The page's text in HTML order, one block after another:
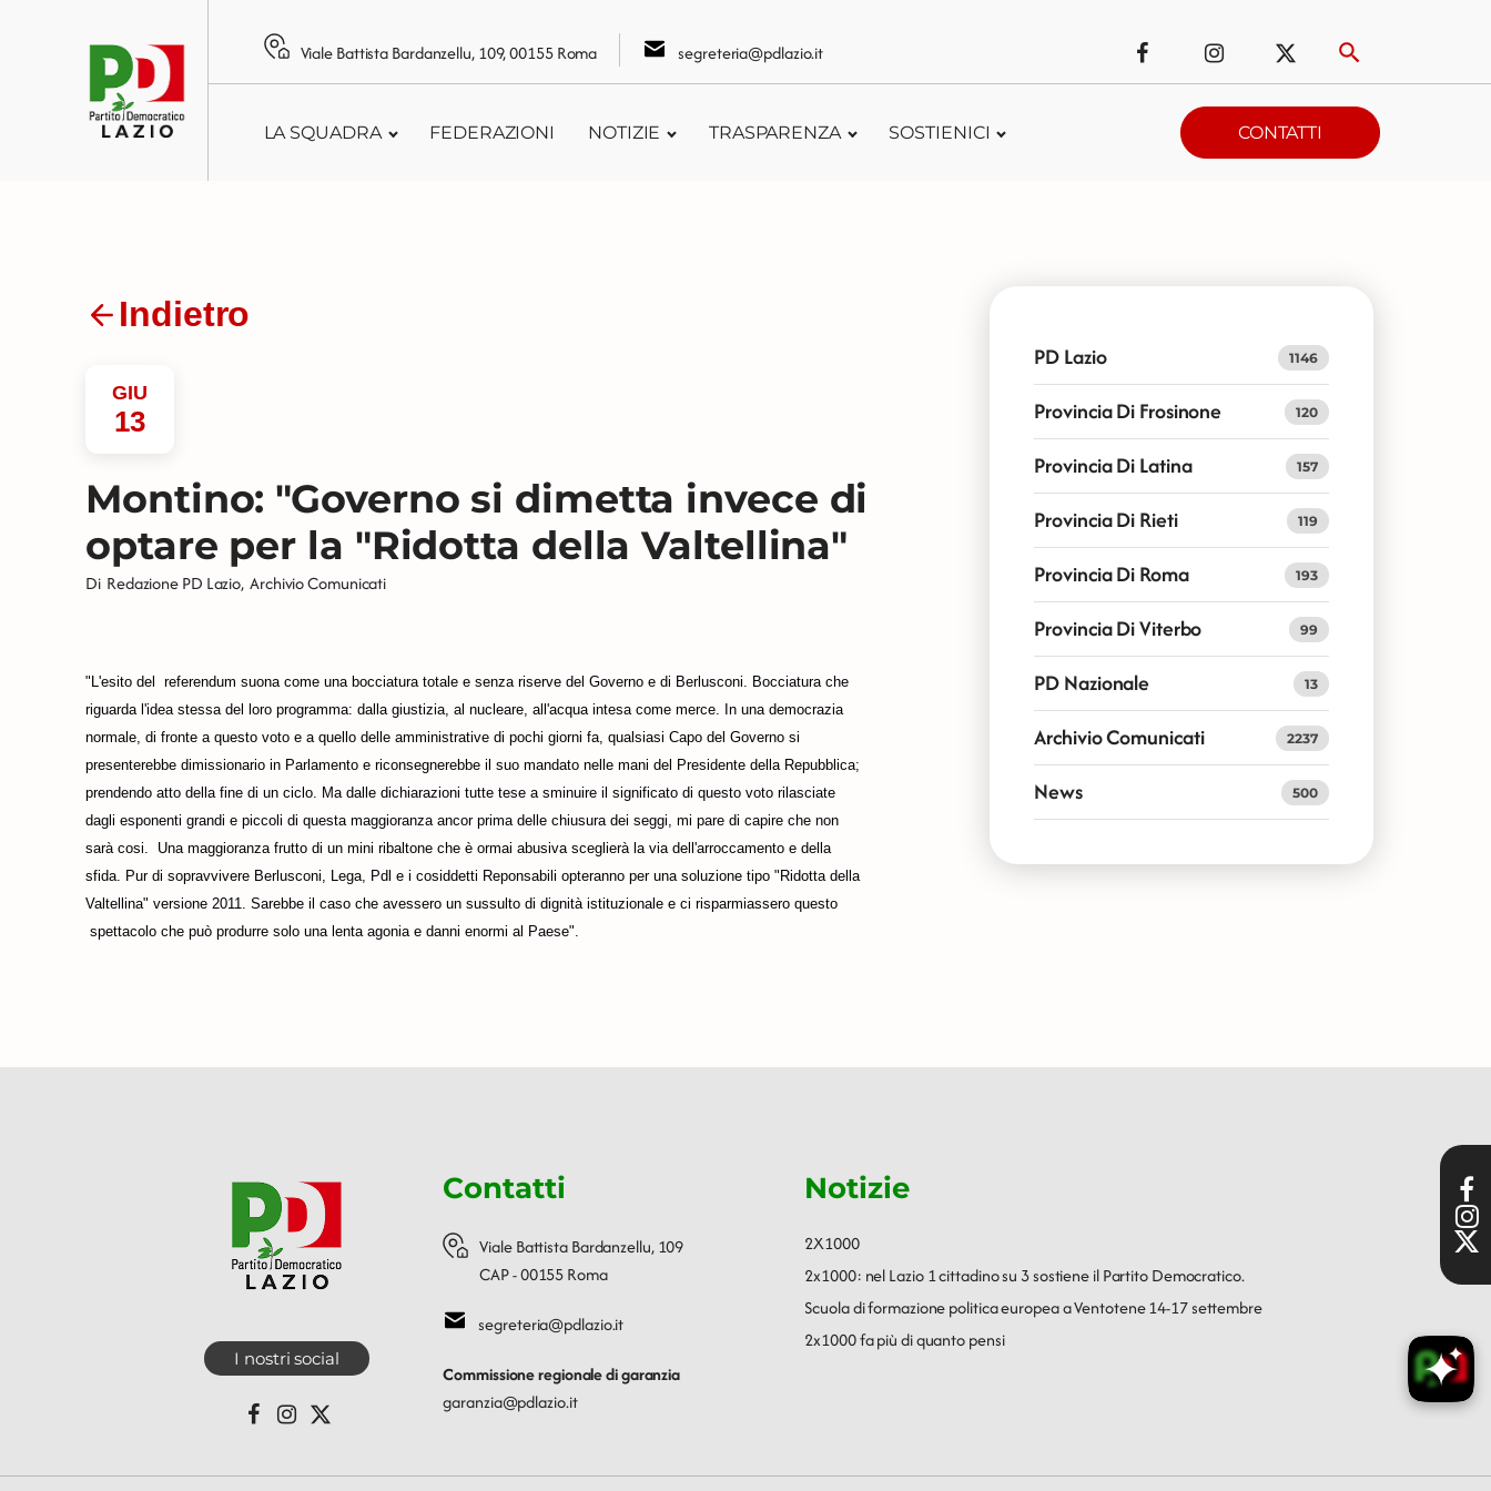
Viale Battista Bardanzellu, 109, 00155 Roma segreteria@pdlazio.it
LA SQUADRA FEDERAZIONI NOTIZIE TRASPARENZA SOSTIENICI CONTATTI
Indietro
GIU
13
Montino: "Governo si dimetta invece di
optare per la "Ridotta della Valtellina"
Di Redazione PD Lazio, Archivio Comunicati
"L'esito del referendum suona come una bocciatura totale e senza riserve del Governo e di Berlusconi. Bocciatura che
riguarda l'idea stessa del loro programma: dalla giustizia, al nucleare, all'acqua intesa come merce. In una democrazia
normale, di fronte a questo voto e a quello delle amministrative di pochi giorni fa, qualsiasi Capo del Governo si
presenterebbe dimissionario in Parlamento e riconsegnerebbe il suo mandato nelle mani del Presidente della Repubblica;
prendendo atto della fine di un ciclo. Ma dalle dichiarazioni tutte tese a sminuire il significato di questo voto rilasciate
dagli esponenti grandi e piccoli di questa maggioranza ancor prima delle chiusura dei seggi, mi pare di capire che non
sarà cosi. Una maggioranza frutto di un mini ribaltone che è ormai abusiva sceglierà la via dell'arroccamento e della
sfida. Pur di sopravvivere Berlusconi, Lega, Pdl e i cosiddetti Reponsabili opteranno per una soluzione tipo "Ridotta della
Valtellina" versione 2011. Sarebbe il caso che avessero un sussulto di dignità istituzionale e ci risparmiassero questo
spettacolo che può produrre solo una lenta agonia e danni enormi al Paese".
PD Lazio 1146
Provincia Di Frosinone 120
Provincia Di Latina 157
Provincia Di Rieti 119
Provincia Di Roma 193
Provincia Di Viterbo 99
PD Nazionale 13
Archivio Comunicati 2237
News 500
I nostri social
Contatti
Viale Battista Bardanzellu, 109
CAP - 00155 Roma
segreteria@pdlazio.it
Commissione regionale di garanzia
garanzia@pdlazio.it
Notizie
2X1000
2x1000: nel Lazio 1 cittadino su 3 sostiene il Partito Democratico.
Scuola di formazione politica europea a Ventotene 14-17 settembre
2x1000 fa più di quanto pensi